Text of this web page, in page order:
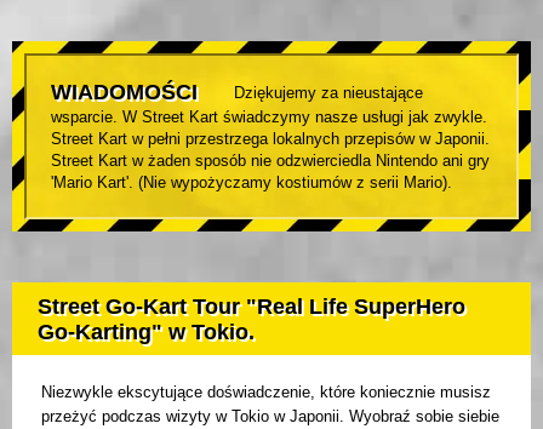
WIADOMOŚCI
Dziękujemy za nieustające
wsparcie. W Street Kart świadczymy nasze usługi jak zwykle.
Street Kart w pełni przestrzega lokalnych przepisów w Japonii.
Street Kart w żaden sposób nie odzwierciedla Nintendo ani gry
'Mario Kart'. (Nie wypożyczamy kostiumów z serii Mario).
Street Go-Kart Tour "Real Life SuperHero
Go-Karting" w Tokio.
Niezwykle ekscytujące doświadczenie, które koniecznie musisz
przeżyć podczas wizyty w Tokio w Japonii. Wyobraź sobie siebie